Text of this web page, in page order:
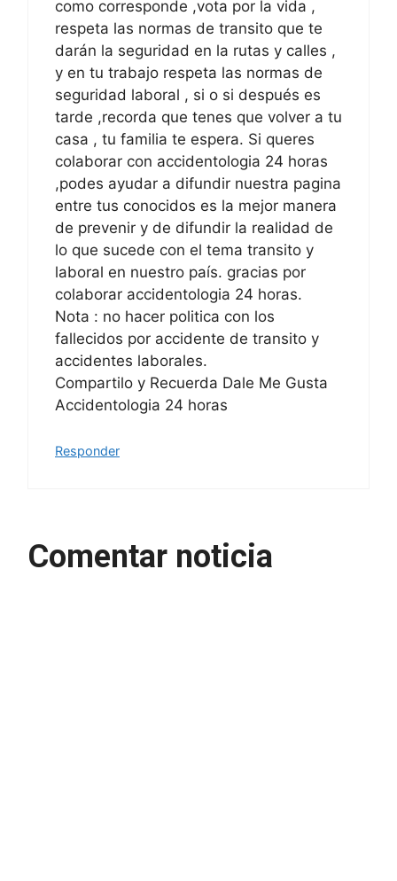
como corresponde ,vota por la vida ,
respeta las normas de transito que te
darán la seguridad en la rutas y calles ,
y en tu trabajo respeta las normas de
seguridad laboral , si o si después es
tarde ,recorda que tenes que volver a tu
casa , tu familia te espera. Si queres
colaborar con accidentologia 24 horas
,podes ayudar a difundir nuestra pagina
entre tus conocidos es la mejor manera
de prevenir y de difundir la realidad de
lo que sucede con el tema transito y
laboral en nuestro país. gracias por
colaborar accidentologia 24 horas.
Nota : no hacer politica con los
fallecidos por accidente de transito y
accidentes laborales.
Compartilo y Recuerda Dale Me Gusta
Accidentologia 24 horas
Responder
Comentar noticia